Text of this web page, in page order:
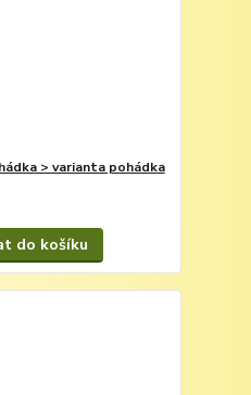
> varianta pohádka
do košíku